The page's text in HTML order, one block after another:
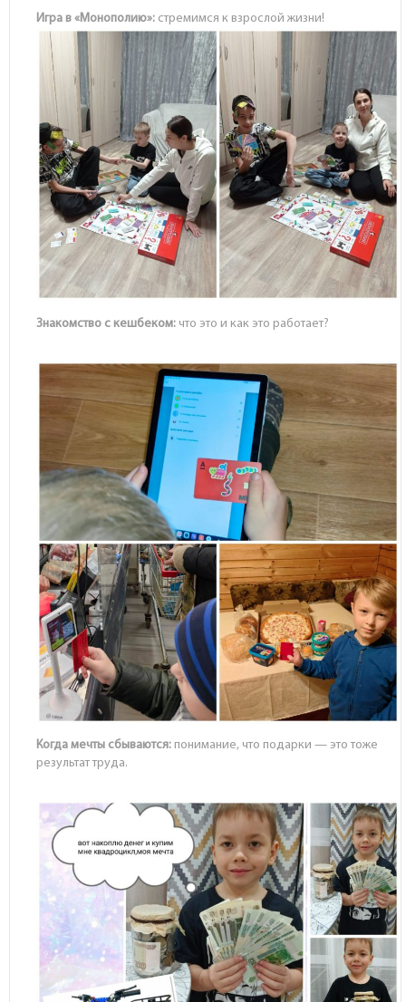
Игра в «Монополию»: стремимся к взрослой жизни!
Знакомство с кешбеком: что это и как это работает?
Когда мечты сбываются: понимание, что подарки — это тоже
результат труда.